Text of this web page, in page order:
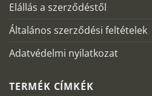
Elállás a szerződéstől
Általános szerződési feltételek
Adatvédelmi nyilatkozat
TERMÉK CÍMKÉK